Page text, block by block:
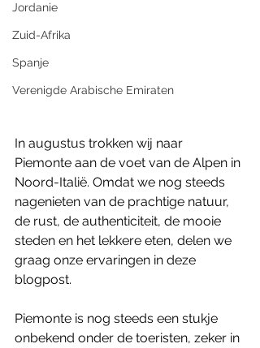
Jordanie
Zuid-Afrika
Spanje
Verenigde Arabische Emiraten
In augustus trokken wij naar
Piemonte aan de voet van de Alpen in
Noord-Italië. Omdat we nog steeds
nagenieten van de prachtige natuur,
de rust, de authenticiteit, de mooie
steden en het lekkere eten, delen we
graag onze ervaringen in deze
blogpost.
Piemonte is nog steeds een stukje
onbekend onder de toeristen, zeker in